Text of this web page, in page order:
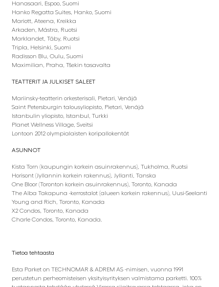
Hanasaari, Espoo, Suomi
Hanko Regatta Suites, Hanko, Suomi
Mariott, Ateena, Kreikka
Arkaden, Mästra, Ruotsi
Marklandet, Täby, Ruotsi
Tripla, Helsinki, Suomi
Radisson Blu, Oulu, Suomi
Maximilian, Praha, Tšekin tasavalta
TEATTERIT JA JULKISET SALEET
Mariinsky-teatterin orkesterisali, Pietari, Venäjä
Saint Petersburgin talousyliopisto, Pietari, Venäjä
Istanbulin yliopisto, Istanbul, Turkki
Planet Wellness Village, Sveitsi
Lontoon 2012 olympialaisten koripallokentät
ASUNNOT
Kista Torn (kaupungin korkein asuinrakennus), Tukholma, Ruotsi
Horisont (Jyllannin korkein rakennus), Jyllanti, Tanska
One Bloor (Toronton korkein asuinrakennus), Toronto, Kanada
The Alba Takapuna -kerrostalot (alueen korkein rakennus), Uusi-Seelanti
Young and Rich, Toronto, Kanada
X2 Condos, Toronto, Kanada
Charle Condos, Toronto, Kanada.
Tietoa tehtaasta
Esta Parket on TECHNOMAR & ADREM AS -nimisen, vuonna 1991
perustetun perheomisteisen yksityisyrityksen valmistama parketti. 100%